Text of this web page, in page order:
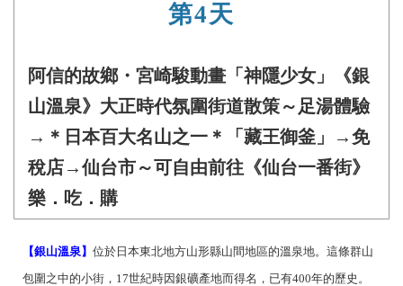
第4天
阿信的故鄉・宮崎駿動畫「神隱少女」《銀
山溫泉》大正時代氛圍街道散策～足湯體驗
→＊日本百大名山之一＊「藏王御釜」→免
稅店→仙台市～可自由前往《仙台一番街》
樂．吃．購
【銀山溫泉】 位於日本東北地方山形縣山間地區的溫泉地。這條群山
包圍之中的小街，17世紀時因銀礦產地而得名，已有400年的歷史。